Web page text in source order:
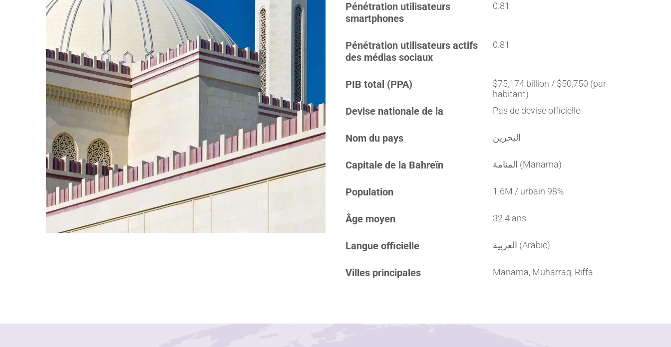
Pénétration utilisateurs
smartphones
0.81
Pénétration utilisateurs actifs
des médias sociaux
0.81
PIB total (PPA)
$75,174 billion / $50,750 (par
habitant)
Devise nationale de la Pas de devise officielle
Nom du pays البحرين
Capitale de la Bahreïn المنامة (Manama)
Population 1.6M / urbain 98%
Âge moyen 32.4 ans
Langue officielle العربية (Arabic)
Villes principales Manama, Muharraq, Riffa